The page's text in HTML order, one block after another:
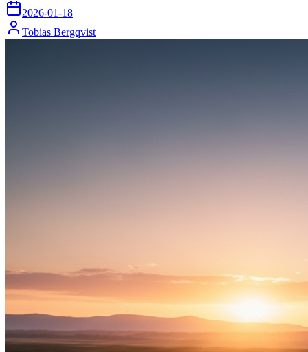
2026-01-18
Tobias Bergqvist